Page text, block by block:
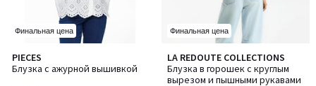
Финальная цена
PIECES
Блузка с ажурной вышивкой
Финальная цена
LA REDOUTE COLLECTIONS
Блузка в горошек с круглым
вырезом и пышными рукавами